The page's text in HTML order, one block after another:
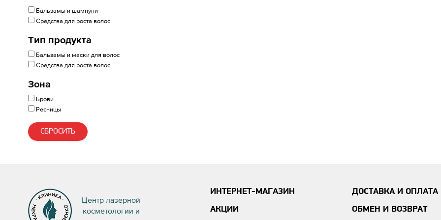
Бальзамы и шампуни
Средства для роста волос
Тип продукта
Бальзамы и маски для волос
Средства для роста волос
Зона
Брови
Ресницы
СБРОСИТЬ
Центр лазерной
косметологии и
ИНТЕРНЕТ-МАГАЗИН
АКЦИИ
ДОСТАВКА И ОПЛАТА
ОБМЕН И ВОЗВРАТ